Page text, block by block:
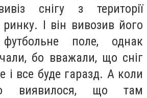
снігу з території
ринку. І він вивозив його
поле, однак
бо вважали, що сніг
і все буде гаразд. А коли
виявилося, що там